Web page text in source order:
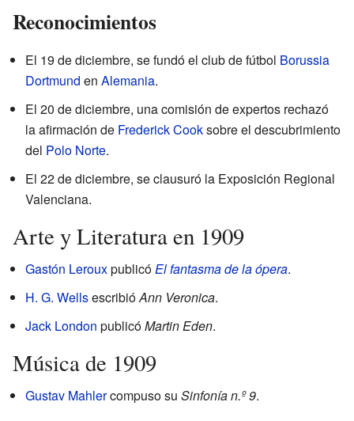
Reconocimientos
El 19 de diciembre, se fundó el club de fútbol Borussia
Dortmund en Alemania.
El 20 de diciembre, una comisión de expertos rechazó
la afirmación de Frederick Cooksobre el descubrimiento
del Polo Norte.
El 22 de diciembre, se clausuró la Exposición Regional
Valenciana.
Arte y Literatura en 1909
Gastón LerouxpublicóEl fantasma de la ópera.
H. G. WellsescribióAnn Veronica.
Jack London publicóMartin Eden.
Música de 1909
Gustav Mahlercompuso su Sinfonía n.º 9.